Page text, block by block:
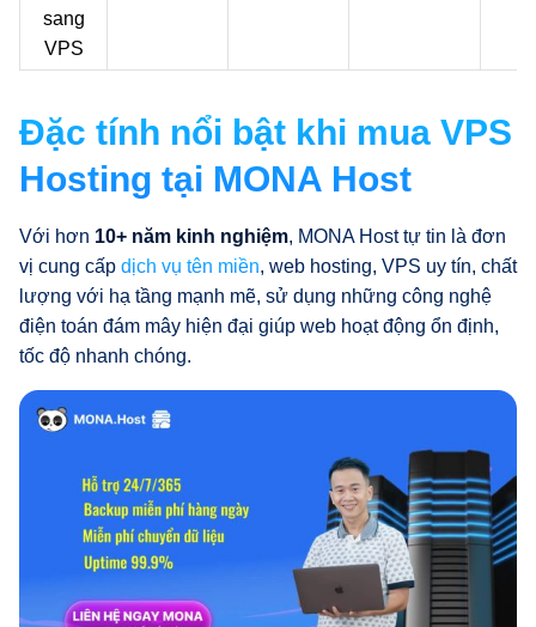
sang
VPS
Đặc tính nổi bật khi mua VPS
Hosting tại MONA Host
Với hơn 10+ năm kinh nghiệm, MONA Host tự tin là đơn
vị cung cấp dịch vụ tên miền, web hosting, VPS uy tín, chất
lượng với hạ tầng mạnh mẽ, sử dụng những công nghệ
điện toán đám mây hiện đại giúp web hoạt động ổn định,
tốc độ nhanh chóng.